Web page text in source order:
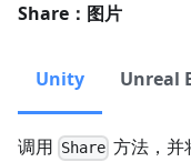
Share：图片
Unity Unreal
调用 Share 方法，